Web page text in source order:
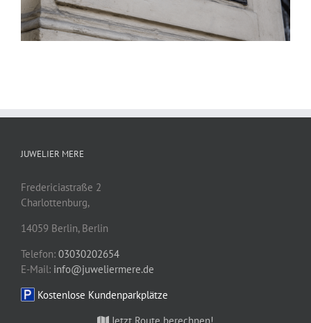
JUWELIER MERE
Fredericiastraße 2
Charlottenburg,
14059 Berlin, Berlin
Telefon: 03030202654
E-Mail: info@juweliermere.de
Kostenlose Kundenparkplätze